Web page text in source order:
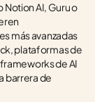
Notion AI, Guru o
más avanzadas
plataformas de
de AI
barrera de